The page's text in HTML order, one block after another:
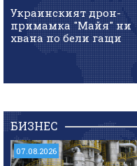
Украинският дрон-
примамка "Майя" ни
хвана по бели гащи
БИЗНЕС
07.08.2026